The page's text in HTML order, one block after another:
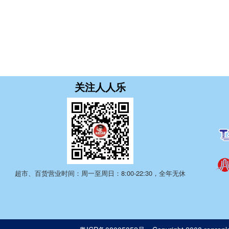
关注人人乐
超市、百货营业时间：周一至周日：8:00-22:30，全年无休